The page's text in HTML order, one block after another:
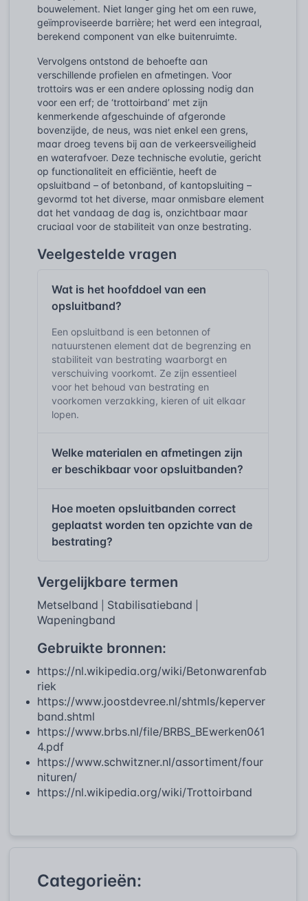
bouwelement. Niet langer ging het om een ruwe,
geïmproviseerde barrière; het werd een integraal,
berekend component van elke buitenruimte.
Vervolgens ontstond de behoefte aan
verschillende profielen en afmetingen. Voor
trottoirs was er een andere oplossing nodig dan
voor een erf; de ‘trottoirband’ met zijn
kenmerkende afgeschuinde of afgeronde
bovenzijde, de neus, was niet enkel een grens,
maar droeg tevens bij aan de verkeersveiligheid
en waterafvoer. Deze technische evolutie, gericht
op functionaliteit en efficiëntie, heeft de
opsluitband – of betonband, of kantopsluiting –
gevormd tot het diverse, maar onmisbare element
dat het vandaag de dag is, onzichtbaar maar
cruciaal voor de stabiliteit van onze bestrating.
Veelgestelde vragen
Wat is het hoofddoel van een
opsluitband?
Een opsluitband is een betonnen of
natuurstenen element dat de begrenzing en
stabiliteit van bestrating waarborgt en
verschuiving voorkomt. Ze zijn essentieel
voor het behoud van bestrating en
voorkomen verzakking, kieren of uit elkaar
lopen.
Welke materialen en afmetingen zijn
er beschikbaar voor opsluitbanden?
Hoe moeten opsluitbanden correct
geplaatst worden ten opzichte van de
bestrating?
Vergelijkbare termen
Metselband Stabilisatieband
Wapeningband
Gebruikte bronnen:
https://nl.wikipedia.org/wiki/Betonwarenfab
riek
https://www.joostdevree.nl/shtmls/keperver
band.shtml
https://www.brbs.nl/file/BRBS_BEwerken061
4.pdf
https://www.schwitzner.nl/assortiment/four
nituren/
https://nl.wikipedia.org/wiki/Trottoirband
Categorieën: